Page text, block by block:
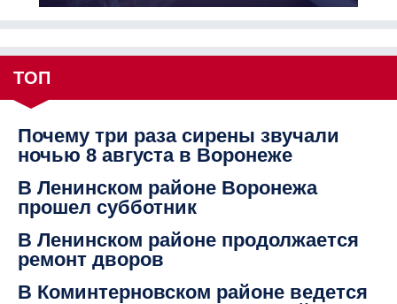
ТОП
Почему три раза сирены звучали
ночью 8 августа в Воронеже
В Ленинском районе Воронежа
прошел субботник
В Ленинском районе продолжается
ремонт дворов
В Коминтерновском районе ведется